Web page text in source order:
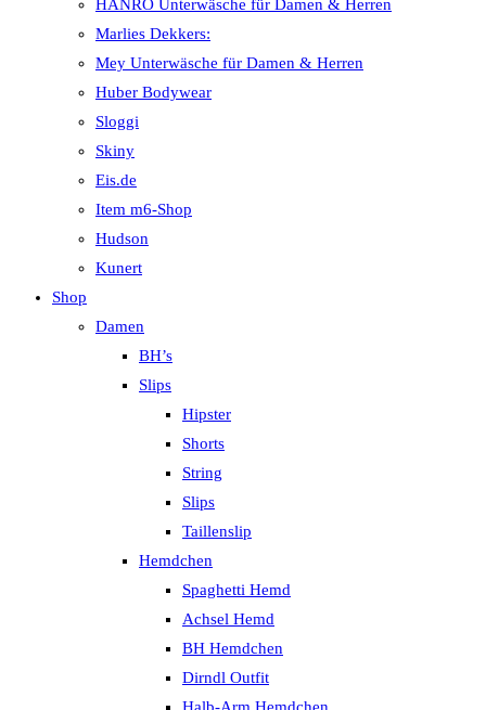
HANRO Unterwäsche für Damen & Herren
Marlies Dekkers:
Mey Unterwäsche für Damen & Herren
Huber Bodywear
Sloggi
Skiny
Eis.de
Item m6-Shop
Hudson
Kunert
Shop
Damen
BH’s
Slips
Hipster
Shorts
String
Slips
Taillenslip
Hemdchen
Spaghetti Hemd
Achsel Hemd
BH Hemdchen
Dirndl Outfit